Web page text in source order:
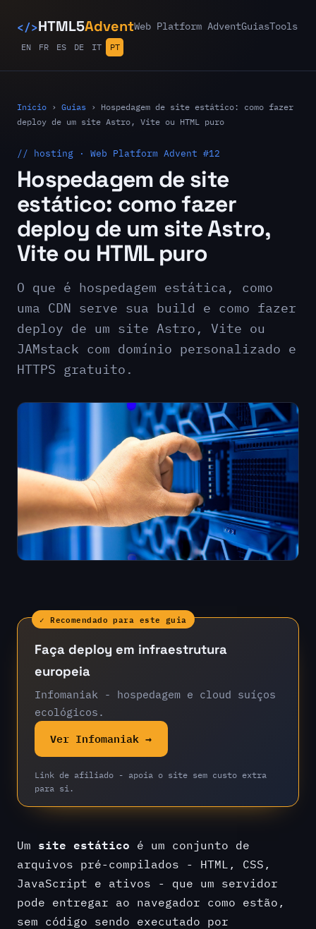
</>HTML5AdventWeb Platform AdventGuiasTools
EN FR ES DE IT PT
Início › Guias › Hospedagem de site estático: como fazer
deploy de um site Astro, Vite ou HTML puro
// hosting · Web Platform Advent #12
Hospedagem de site
estático: como fazer
deploy de um site Astro,
Vite ou HTML puro
O que é hospedagem estática, como
uma CDN serve sua build e como fazer
deploy de um site Astro, Vite ou
JAMstack com domínio personalizado e
HTTPS gratuito.
✓ Recomendado para este guia
Faça deploy em infraestrutura
europeia
Infomaniak - hospedagem e cloud suíços
ecológicos.
Ver Infomaniak →
Link de afiliado - apoia o site sem custo extra
para si.
Um site estático é um conjunto de
arquivos pré-compilados - HTML, CSS,
JavaScript e ativos - que um servidor
pode entregar ao navegador como estão,
sem código sendo executado por